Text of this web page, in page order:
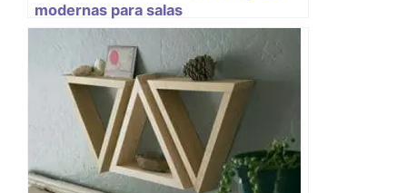
modernas para salas